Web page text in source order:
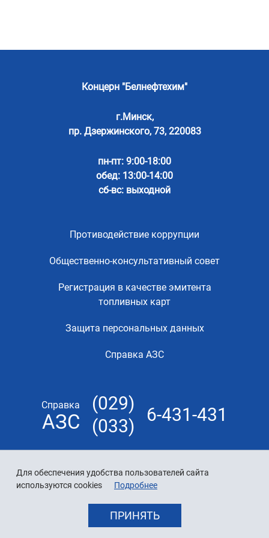
Для обеспечения удобства пользователей сайта
используются cookies
Подробнее
ПРИНЯТЬ
Концерн "Белнефтехим"
г.Минск,
пр. Дзержинского, 73, 220083
пн-пт: 9:00-18:00
обед: 13:00-14:00
сб-вс: выходной
Противодействие коррупции
Общественно-консультативный совет
Регистрация в качестве эмитента
топливных карт
Защита персональных данных
Справка АЗС
Справка
АЗС
(029)
(033)
6-431-431